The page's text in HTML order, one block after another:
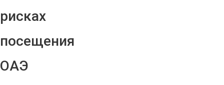
рисках
посещения
ОАЭ